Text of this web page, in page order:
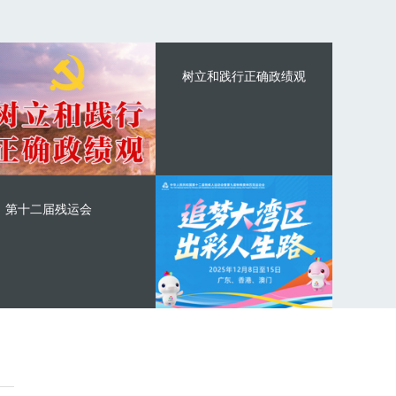
树立和践行正确政绩观
第十二届残运会